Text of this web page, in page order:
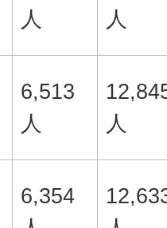
人
人
6,513
人
人
6,354